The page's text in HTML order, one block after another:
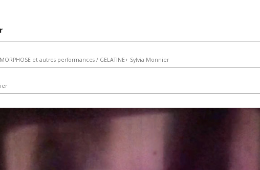
et autres performances / GELATINE+ Sylvia Monnier